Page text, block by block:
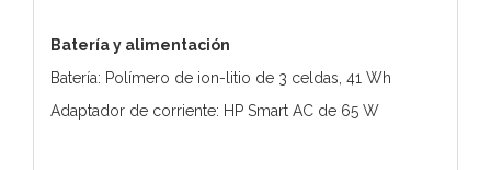
Batería y alimentación
Batería: Polímero de ion-litio de 3 celdas, 41 Wh
Adaptador de corriente: HP Smart AC de 65 W